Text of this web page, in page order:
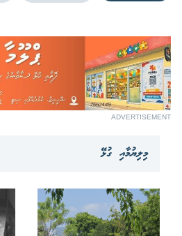
ADVERTISEMENT
މިލިޔުމާއި ގުޅޭ